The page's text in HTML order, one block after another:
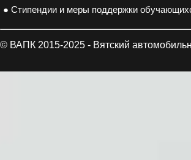
● Стипендии и меры поддержки
© ВАПК 2015-2025 - Вятский